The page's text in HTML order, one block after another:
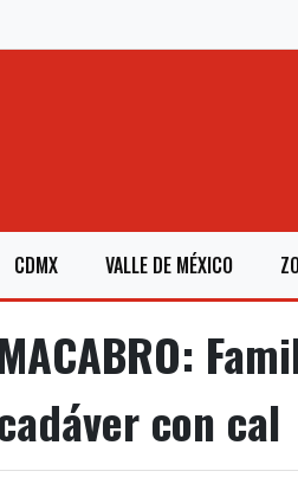
CDMX VALLE DE MÉXICO
MACABRO:
con cal